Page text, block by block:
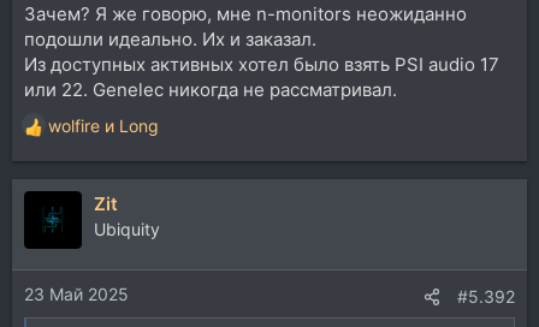
Зачем? Я же говорю, мне n-monitors неожиданно
подошли идеально. Их и заказал.
Из доступных активных хотел было взять PSI audio 17
или 22. Genelec никогда не рассматривал.
Р
е
а
и
и
:
wolfire и Long
Zit
Ubiquity
23 Май 2025 #5.392